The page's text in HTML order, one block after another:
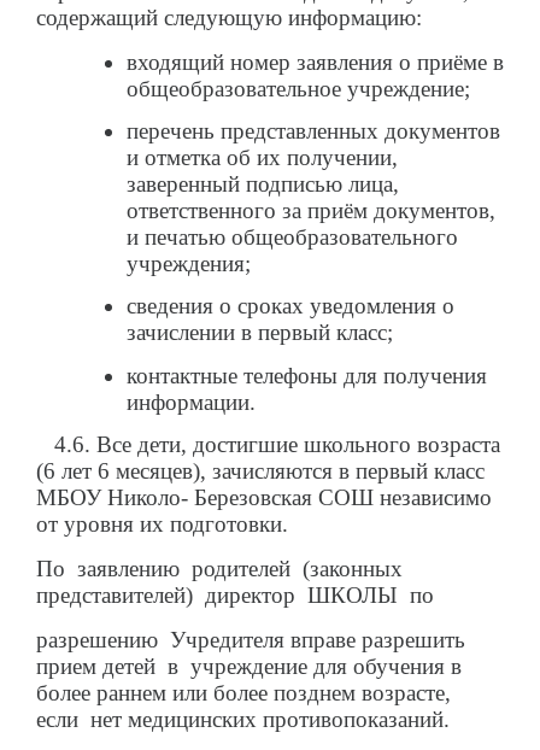
содержащий следующую информацию:
входящий номер заявления о приёме в
общеобразовательное учреждение;
перечень представленных документов
и отметка об их получении,
заверенный подписью лица,
ответственного за приём документов,
и печатью общеобразовательного
учреждения;
сведения о сроках уведомления о
зачислении в первый класс;
контактные телефоны для получения
информации.
4.6. Все дети, достигшие школьного возраста
(6 лет 6 месяцев), зачисляются в первый класс
МБОУ Николо- Березовская СОШ независимо
от уровня их подготовки.
По заявлению родителей (законных
представителей) директор ШКОЛЫ по
разрешению Учредителя вправе разрешить
прием детей в учреждение для обучения в
более раннем или более позднем возрасте,
если нет медицинских противопоказаний.